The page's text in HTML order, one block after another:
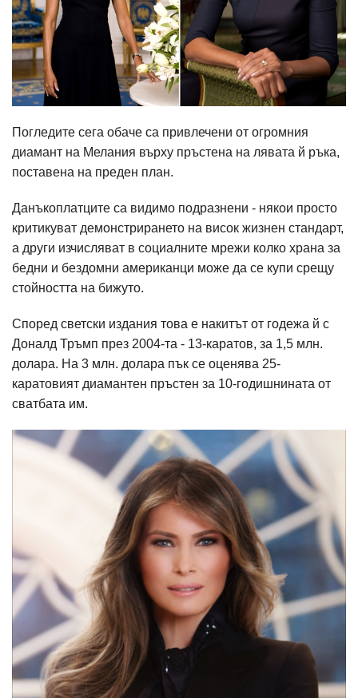
Погледите сега обаче са привлечени от огромния
диамант на Мелания върху пръстена на лявата й ръка,
поставена на преден план.
Данъкоплатците са видимо подразнени - някои просто
критикуват демонстрирането на висок жизнен стандарт,
а други изчисляват в социалните мрежи колко храна за
бедни и бездомни американци може да се купи срещу
стойността на бижуто.
Според светски издания това е накитът от годежа й с
Доналд Тръмп през 2004-та - 13-каратов, за 1,5 млн.
долара. На 3 млн. долара пък се оценява 25-
каратовият диамантен пръстен за 10-годишнината от
сватбата им.